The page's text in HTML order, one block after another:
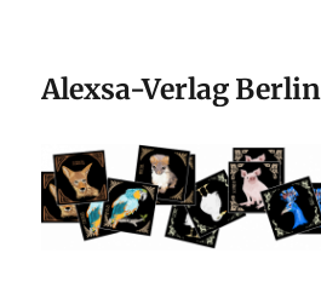
Alexsa-Verlag Berlin